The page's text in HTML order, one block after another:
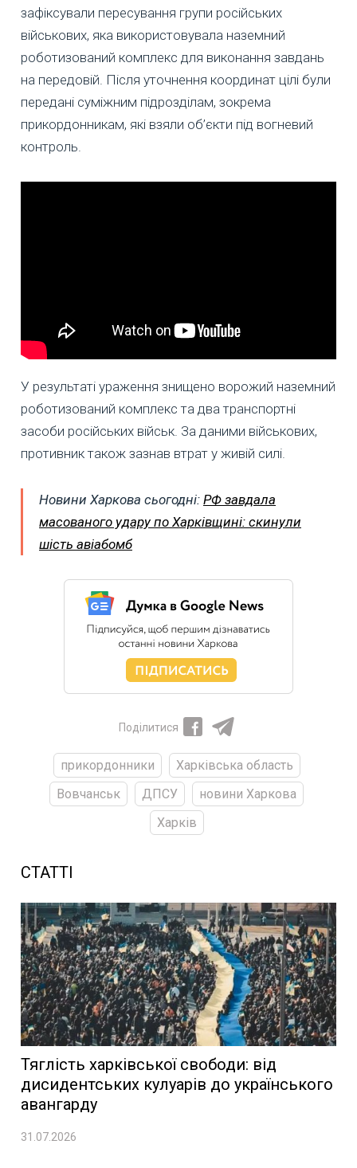
зафіксували пересування групи російських
військових, яка використовувала наземний
роботизований комплекс для виконання завдань
на передовій. Після уточнення координат цілі були
передані суміжним підрозділам, зокрема
прикордонникам, які взяли об’єкти під вогневий
контроль.
У результаті ураження знищено ворожий наземний
роботизований комплекс та два транспортні
засоби російських військ. За даними військових,
противник також зазнав втрат у живій силі.
Новини Харкова сьогодні: РФ завдала
масованого удару по Харківщині: скинули
шість авіабомб
Поділитися
прикордонники
Харківська область
Вовчанськ
ДПСУ
новини Харкова
Харків
СТАТТІ
Тяглість харківської свободи: від
дисидентських кулуарів до українського
авангарду
31.07.2026